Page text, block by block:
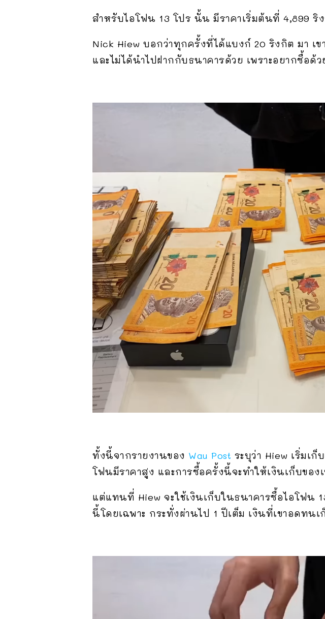
สำหรับไอโฟน 13 โปร นั้น มีราคาเริ่มต้นที่ 4,899 ริ
Nick Hiew บอกว่าทุกครั้งที่ได้แบงก์ 20 ริงกิต มา เ
และไม่ได้นำไปฝากกับธนาคารด้วย เพราะอยากซื้อ
ทั้งนี้จากรายงานของ Wau Post ระบุว่า Hiew เริ่มเ
โฟนมีราคาสูง และการซื้อครั้งนี้จะทำให้เงินเก็บของ
แต่แทนที่ Hiew จะใช้เงินเก็บในธนาคารซื้อไอโฟน
นี้โดยเฉพาะ กระทั่งผ่านไป 1 ปีเต็ม เงินที่เขาอดท